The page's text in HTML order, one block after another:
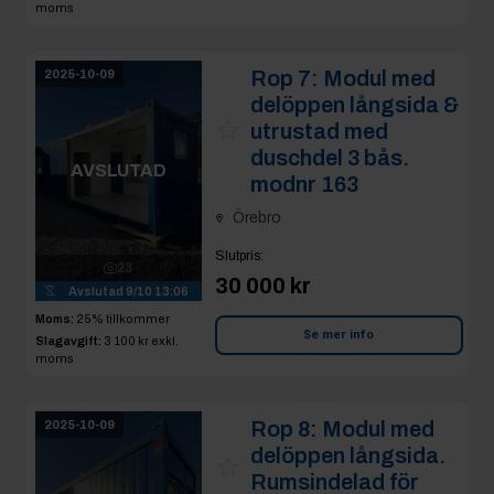
moms
2025-10-09
AVSLUTAD
23
Avslutad 9/10 13:06
Moms: 25% tillkommer
Slagavgift: 3 100 kr exkl.
moms
Rop 7: Modul med
delöppen långsida &
utrustad med
duschdel 3 bås.
modnr 163
Örebro
Slutpris:
30 000 kr
Se mer info
2025-10-09 Rop 8: Modul med
delöppen långsida.
Rumsindelad för